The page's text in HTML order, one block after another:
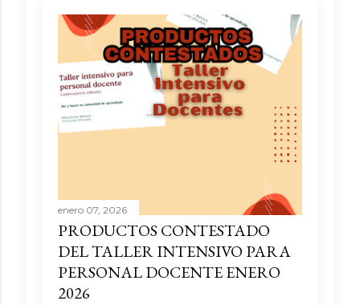
enero 07, 2026
PRODUCTOS CONTESTADO
DEL TALLER INTENSIVO PARA
PERSONAL DOCENTE ENERO
2026